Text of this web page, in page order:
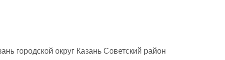
городской округ Казань Советский район